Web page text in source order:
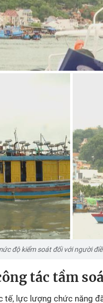
độ kiểm soát đối với người
tác tầm
tế, lực lượng chức năng